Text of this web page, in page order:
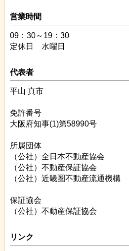
営業時間
09：30～19：30
定休日 水曜日
代表者
平山 真市
免許番号
大阪府知事(1)第58990号
所属団体
（公社）全日本不動産協会
（公社）不動産保証協会
（公社）近畿圏不動産流通機構
保証協会
（公社）不動産保証協会
リンク